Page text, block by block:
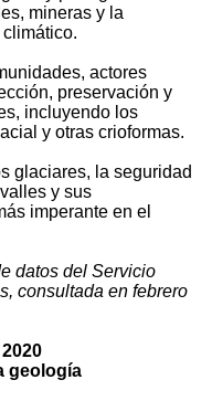
mineras y la
actores
preservación y
incluyendo los
y otras crioformas.
glaciares, la seguridad
y sus
imperante en el
datos del Servicio
consultada en febrero
geología